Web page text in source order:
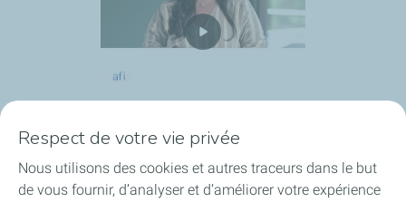
Follow us
Respect de votre vie privée
Nous utilisons des cookies et autres traceurs dans le but
de vous fournir, d’analyser et d’améliorer votre expérience